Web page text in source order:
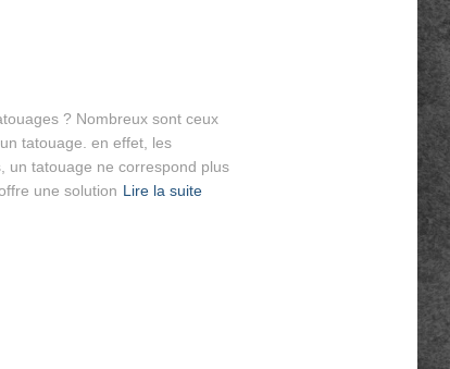
? Nombreux sont ceux
tatouage. en effet, les
un tatouage ne correspond plus
une solution Lire la suite